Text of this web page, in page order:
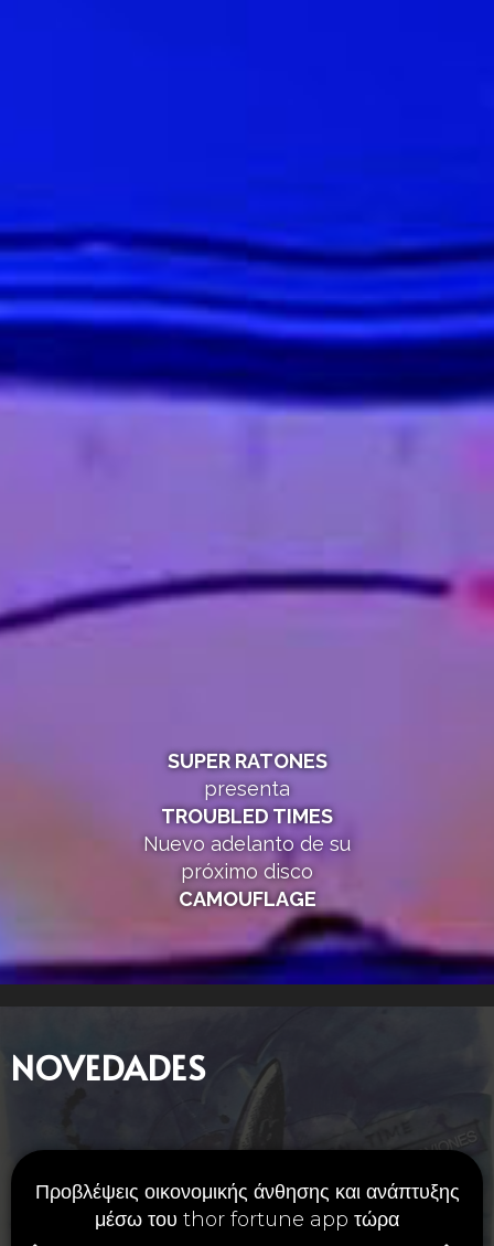
SUPER RATONES
presenta
TROUBLED TIMES
Nuevo adelanto de su
próximo disco
CAMOUFLAGE
NOVEDADES
Προβλέψεις οικονομικής άνθησης και ανάπτυξης
μέσω του thor fortune app τώρα